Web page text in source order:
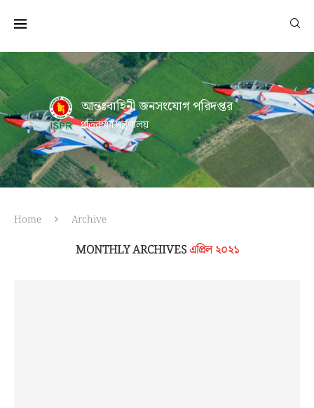
আন্তঃবাহিনী জনসংযোগ পরিদপ্তর
প্রতিরক্ষা মন্ত্রণালয়
Home Archive
MONTHLY ARCHIVESএপ্রিল ২০২১